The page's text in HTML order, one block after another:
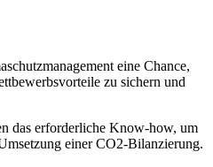
eine Chance,
zu sichern und
das erforderliche Know-how, um
einer CO2-Bilanzierung.